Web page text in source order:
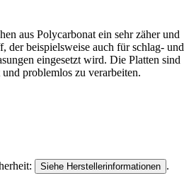
aus Polycarbonat ein sehr zäher und
der beispielsweise auch für schlag- und
eingesetzt wird. Die Platten sind
problemlos zu verarbeiten.
Siehe Herstellerinformationen .